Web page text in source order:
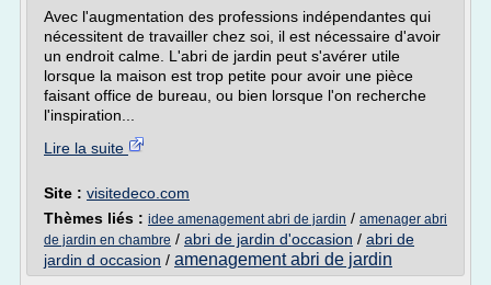
Avec l'augmentation des professions indépendantes qui
nécessitent de travailler chez soi, il est nécessaire d'avoir
un endroit calme. L'abri de jardin peut s'avérer utile
lorsque la maison est trop petite pour avoir une pièce
faisant office de bureau, ou bien lorsque l'on recherche
l'inspiration...
Lire la suite
Site : visitedeco.com
Thèmes liés : idee amenagement abri de jardin / amenager abri
de jardin en chambre / abri de jardin d'occasion / abri de
jardin d occasion / amenagement abri de jardin